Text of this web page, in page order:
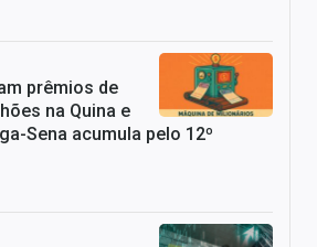
prêmios de
na Quina e
Sena acumula pelo 12º